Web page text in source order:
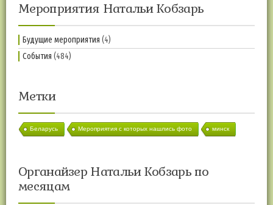
Мероприятия Натальи Кобзарь
Будущие мероприятия (4)
События (484)
Метки
Беларусь Мероприятия с которых нашлись фото минск
Органайзер Натальи Кобзарь по
месяцам